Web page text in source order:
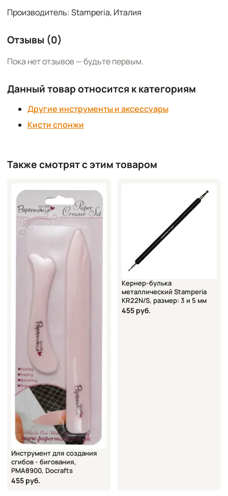
Производитель: Stamperia, Италия
Отзывы (0)
Пока нет отзывов — будьте первым.
Данный товар относится к категориям
Другие инструменты и аксессуары
Кисти спонжи
Также смотрят с этим товаром
Инструмент для создания
сгибов - бигования,
PMA8900, Docrafts
455 руб.
Кернер-булька
металлический Stamperia
KR22N/S, размер: 3 и 5 мм
455 руб.